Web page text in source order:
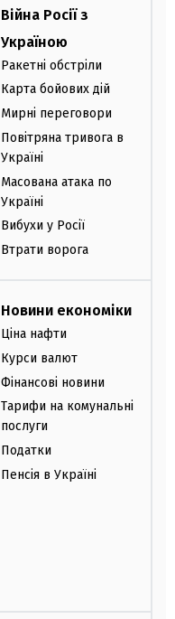
Війна Росії з
Україною
Ракетні обстріли
Карта бойових дій
Мирні переговори
Повітряна тривога в
Україні
Масована атака по
Україні
Вибухи у Росії
Втрати ворога
Новини економіки
Ціна нафти
Курси валют
Фінансові новини
Тарифи на комунальні
послуги
Податки
Пенсія в Україні